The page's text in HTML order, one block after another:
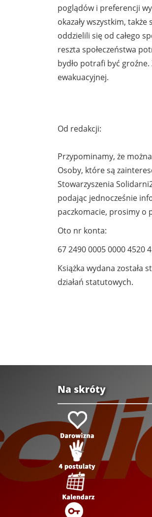
poglądów i preferencji
okazały wszystkim,
oddzielili się od całego
reszta społeczeństwa
bydło potrafi być
ewakuacyjnej.
Od redakcji:
Przypominamy, że
Osoby, które są
Stowarzyszenia
podając jednocześnie
paczkomacie, prosimy o
Oto nr konta:
67 2490 0005 0000 4520
Książka wydana została
działań statutowych.
Na skróty